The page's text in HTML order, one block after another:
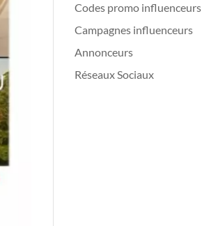
Codes promo influenceurs
Campagnes influenceurs
Annonceurs
Réseaux Sociaux